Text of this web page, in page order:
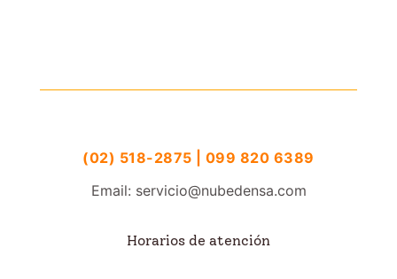
(02) 518-2875 | 099 820 6389
Email: servicio@nubedensa.com
Horarios de atención